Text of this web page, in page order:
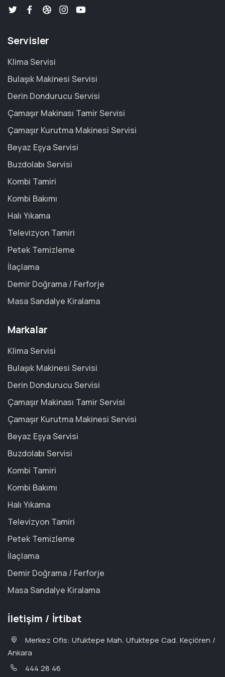
Servisler
Klima Servisi
Bulaşık Makinesi Servisi
Derin Dondurucu Servisi
Çamaşır Makinası Tamir Servisi
Çamaşır Kurutma Makinesi Servisi
Beyaz Eşya Servisi
Buzdolabı Servisi
Kombi Tamiri
Kombi Bakımı
Halı Yıkama
Televizyon Tamiri
Petek Temizleme
İlaçlama
Demir Doğrama / Ferforje
Masa Sandalye Kiralama
Markalar
Klima Servisi
Bulaşık Makinesi Servisi
Derin Dondurucu Servisi
Çamaşır Makinası Tamir Servisi
Çamaşır Kurutma Makinesi Servisi
Beyaz Eşya Servisi
Buzdolabı Servisi
Kombi Tamiri
Kombi Bakımı
Halı Yıkama
Televizyon Tamiri
Petek Temizleme
İlaçlama
Demir Doğrama / Ferforje
Masa Sandalye Kiralama
İletişim / İrtibat
Merkez Ofis: Ufuktepe Mah. Ufuktepe Cad. Keçiören /
Ankara
444 28 46